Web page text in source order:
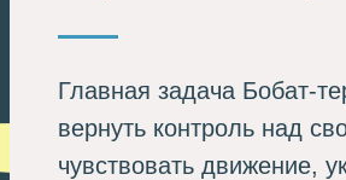
Главная задача Бобат-
вернуть контроль над
чувствовать движение,